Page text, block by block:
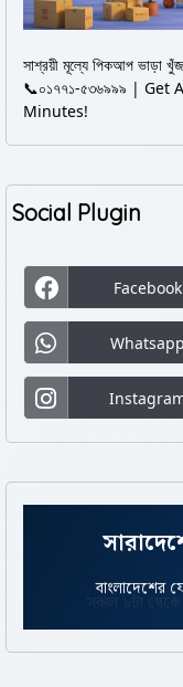
সাশ্রয়ী মূল্যে পিকআপ ভাড়া
📞০১৭৭১-৫৩৬৯৯৯ |
Minutes!
Social Plugin
Facebook
Whatsapp
বাংলাদেশের